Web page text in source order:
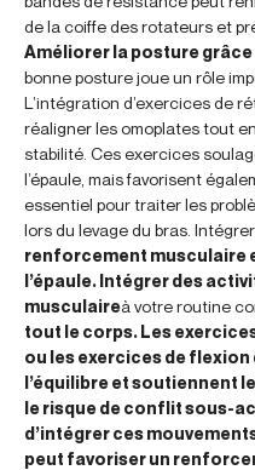
de la coiffe des rotateurs et
Améliorer la posture
bonne posture joue un rôle
L’intégration d’exercices de
réaligner les omoplates tout
stabilité. Ces exercices
l’épaule, mais favorisent
essentiel pour traiter les
lors du levage du bras.
renforcement musculaire
l’épaule. Intégrer des
musculaireà votre routine
tout le corps. Les
ou les exercices de
l’équilibre et soutiennent
le risque de conflit sous-
d’intégrer ces
peut favoriser un